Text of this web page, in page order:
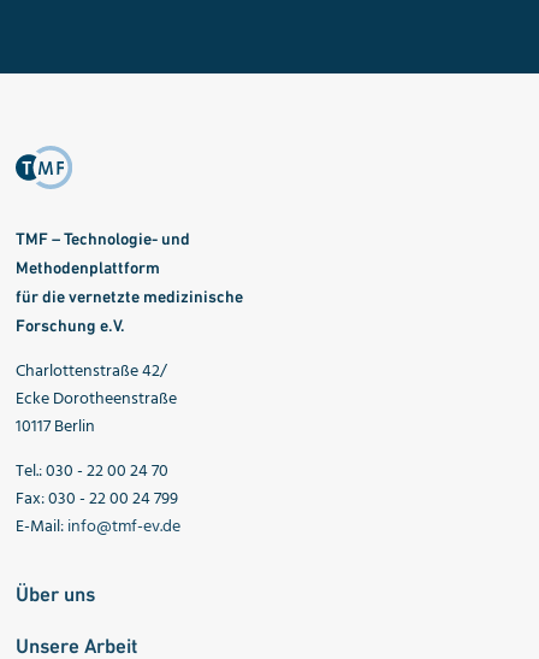
TMF – Technologie- und
Methodenplattform
für die vernetzte medizinische
Forschung e.V.
Charlottenstraße 42/
Ecke Dorotheenstraße
10117 Berlin
Tel.: 030 - 22 00 24 70
Fax: 030 - 22 00 24 799
E-Mail:info@tmf-ev.de
Über uns
Unsere Arbeit